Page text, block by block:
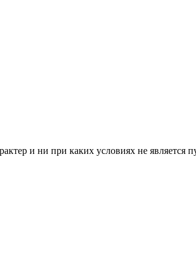
и ни при каких условиях не является